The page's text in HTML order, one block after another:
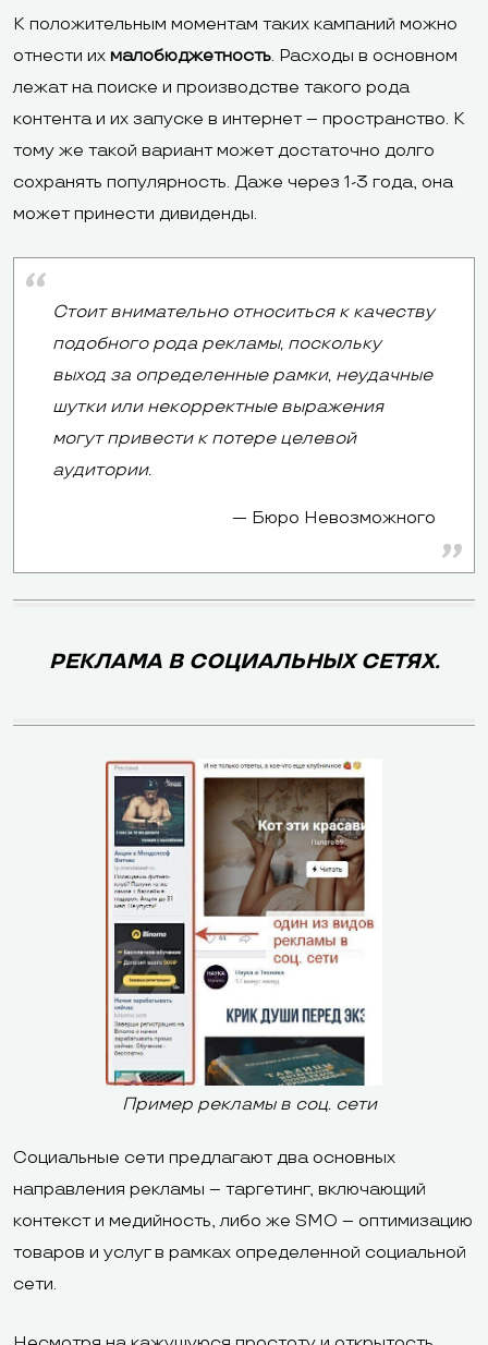
К положительным моментам таких кампаний можно
отнести их малобюджетность. Расходы в основном
лежат на поиске и производстве такого рода
контента и их запуске в интернет – пространство. К
тому же такой вариант может достаточно долго
сохранять популярность. Даже через 1-3 года, она
может принести дивиденды.
Стоит внимательно относиться к качеству
подобного рода рекламы, поскольку
выход за определенные рамки, неудачные
шутки или некорректные выражения
могут привести к потере целевой
аудитории.
Бюро Невозможного
РЕКЛАМА В СОЦИАЛЬНЫХ СЕТЯХ.
Пример рекламы в соц. сети
Социальные сети предлагают два основных
направления рекламы – таргетинг, включающий
контекст и медийность, либо же SMO – оптимизацию
товаров и услуг в рамках определенной социальной
сети.